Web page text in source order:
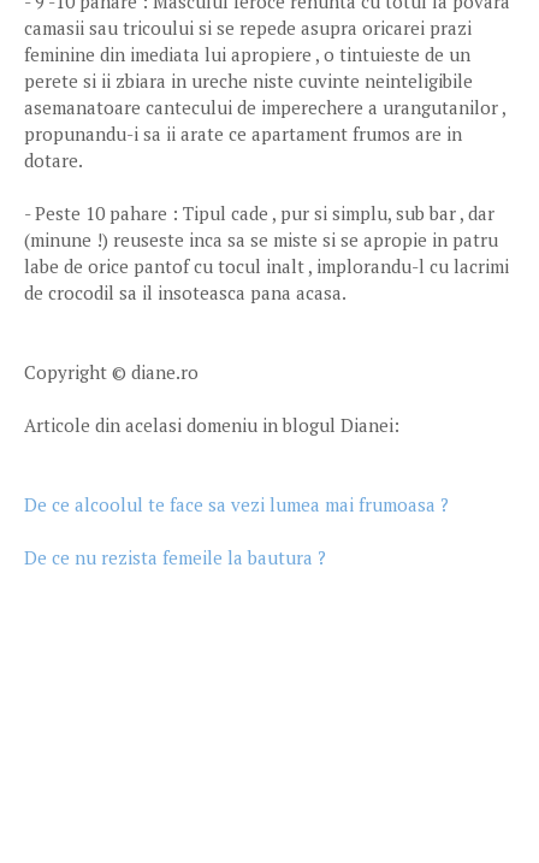
camasii sau tricoului si se repede asupra oricarei prazi
feminine din imediata lui apropiere , o tintuieste de un
perete si ii zbiara in ureche niste cuvinte neinteligibile
asemanatoare cantecului de imperechere a urangutanilor ,
propunandu-i sa ii arate ce apartament frumos are in
dotare.
- Peste 10 pahare : Tipul cade , pur si simplu, sub bar , dar
(minune !) reuseste inca sa se miste si se apropie in patru
labe de orice pantof cu tocul inalt , implorandu-l cu lacrimi
de crocodil sa il insoteasca pana acasa.
Copyright © diane.ro
Articole din acelasi domeniu in blogul Dianei:
De ce alcoolul te face sa vezi lumea mai frumoasa ?
De ce nu rezista femeile la bautura ?